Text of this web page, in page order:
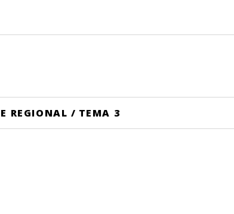
REGIONAL / TEMA 3